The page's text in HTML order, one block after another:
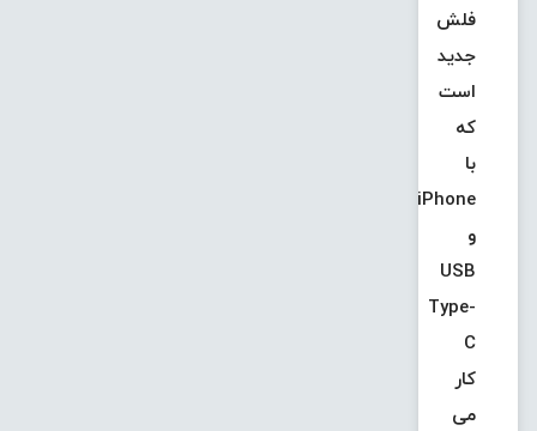
فلش
جدید
است
که
با
iPhone
و
USB
Type-
C
کار
می